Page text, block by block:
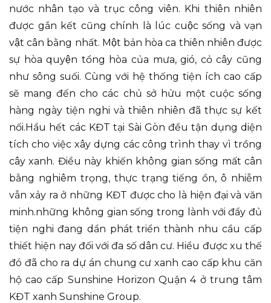
nước nhân tạo và trục công viên. Khi thiên nhiên
được gắn kết cũng chính là lúc cuộc sống và vạn
vật cân bằng nhất. Một bản hòa ca thiên nhiên được
sự hòa quyện tổng hòa của mưa, gió, cỏ cây cũng
như sông suối. Cùng với hệ thống tiện ích cao cấp
sẽ mang đến cho các chủ sở hửu một cuộc sống
hàng ngày tiện nghi và thiên nhiên đã thực sự kết
nối.Hầu hết các KĐT tại Sài Gòn đều tận dụng diện
tích cho việc xây dựng các công trình thay vì trồng
cây xanh. Điều này khiến không gian sống mất cân
bằng nghiêm trọng, thực trạng tiếng ồn, ô nhiễm
vẫn xảy ra ở những KĐT được cho là hiện đại và văn
minh.những không gian sống trong lành với đẩy đủ
tiện nghi đang dần phát triển thành nhu cầu cấp
thiết hiện nay đối với đa số dân cư. Hiểu được xu thế
đó đã cho ra dự án chung cư xanh cao cấp khu căn
hộ cao cấp Sunshine Horizon Quận 4 ở trung tâm
KĐT xanh Sunshine Group.